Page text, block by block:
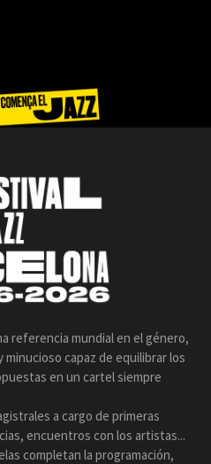
referencia mundial en el género,
capaz de equilibrar los
en un cartel siempre
a cargo de primeras
encuentros con los artistas...
completan la programación,